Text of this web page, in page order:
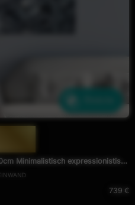
Minimalistisch expressionistisch
weiss schwarz anthrazit
739 €